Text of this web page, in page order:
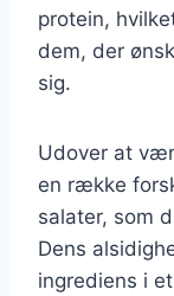
protein,
dem, der
sig.
Udover at
en række
salater, som
Dens
ingrediens i